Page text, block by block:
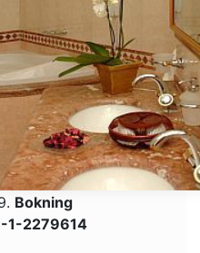
Bokning
1-2279614